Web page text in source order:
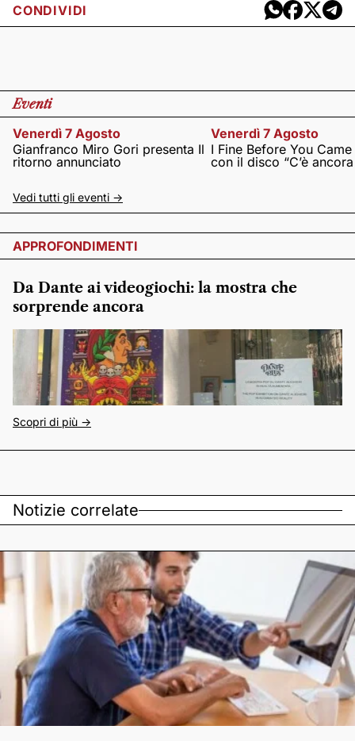
CONDIVIDI
Eventi
Venerdì 7 Agosto
Gianfranco Miro Gori presenta Il
ritorno annunciato
Venerdì 7 Agosto
I Fine Before You
con il disco “C’è
Vedi tutti gli eventi ->
APPROFONDIMENTI
Da Dante ai videogiochi: la mostra che
sorprende ancora
Scopri di più ->
Notizie correlate